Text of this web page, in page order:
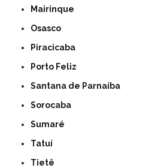
Mairinque
Osasco
Piracicaba
Porto Feliz
Santana de Parnaíba
Sorocaba
Sumaré
Tatuí
Tietê